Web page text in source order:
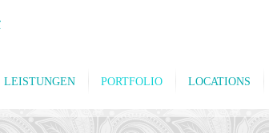
LEISTUNGEN PORTFOLIO LOCATIONS